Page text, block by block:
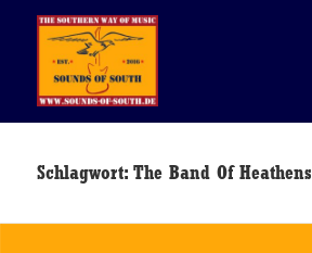
Schlagwort:The Band Of Heathens